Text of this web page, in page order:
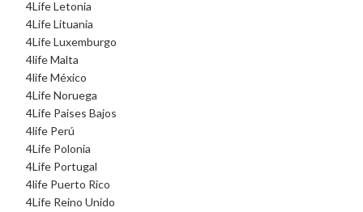
4Life Letonia
4Life Lituania
4Life Luxemburgo
4life Malta
4life México
4Life Noruega
4Life Paises Bajos
4life Perú
4Life Polonia
4Life Portugal
4life Puerto Rico
4Life Reino Unido